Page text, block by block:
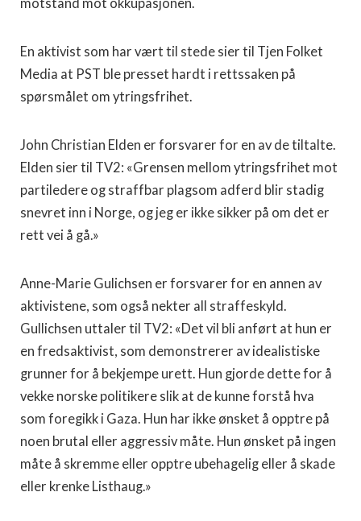
En aktivist som har vært til stede sier til Tjen Folket
Media at PST ble presset hardt i rettssaken på
spørsmålet om ytringsfrihet.
John Christian Elden er forsvarer for en av de tiltalte.
Elden sier til TV2: «Grensen mellom ytringsfrihet mot
partiledere og straffbar plagsom adferd blir stadig
snevret inn i Norge, og jeg er ikke sikker på om det er
rett vei å gå.»
Anne-Marie Gulichsen er forsvarer for en annen av
aktivistene, som også nekter all straffeskyld.
Gullichsen uttaler til TV2: «Det vil bli anført at hun er
en fredsaktivist, som demonstrerer av idealistiske
grunner for å bekjempe urett. Hun gjorde dette for å
vekke norske politikere slik at de kunne forstå hva
som foregikk i Gaza. Hun har ikke ønsket å opptre på
noen brutal eller aggressiv måte. Hun ønsket på ingen
måte å skremme eller opptre ubehagelig eller å skade
eller krenke Listhaug.»